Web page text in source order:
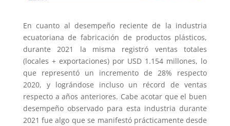
En cuanto al desempeño reciente de la industria
ecuatoriana de fabricación de productos plásticos,
durante 2021 la misma registró ventas totales
(locales + exportaciones) por USD 1.154 millones, lo
que representó un incremento de 28% respecto
2020, y lográndose incluso un récord de ventas
respecto a años anteriores. Cabe acotar que el buen
desempeño observado para esta industria durante
2021 fue algo que se manifestó prácticamente desde